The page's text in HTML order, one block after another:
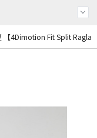
【4Dimotion Fit Split Raglan